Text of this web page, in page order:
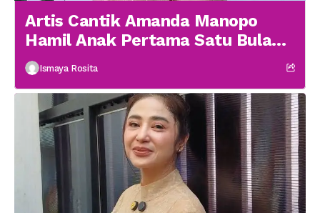
Artis Cantik Amanda Manopo
Hamil Anak Pertama Satu Bulan
menikah
Ismaya Rosita